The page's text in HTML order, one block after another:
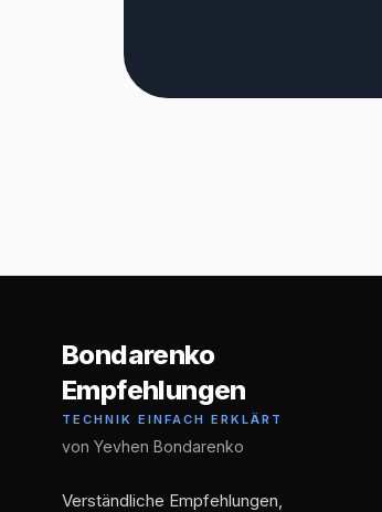
Bondarenko
Empfehlungen
TECHNIK EINFACH ERKLÄRT
von Yevhen Bondarenko
Verständliche Empfehlungen,